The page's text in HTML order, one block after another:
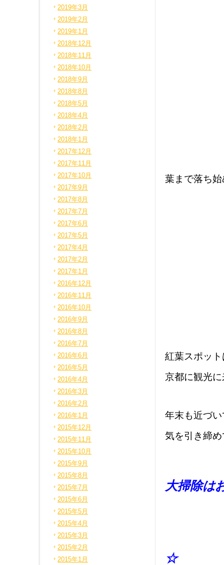
葉まで落ち
紅葉スポッ
京都に観光
年末も近づ
気を引き締
大掃除は
☆
2019年3月
2019年2月
2019年1月
2018年12月
2018年11月
2018年10月
2018年9月
2018年8月
2018年5月
2018年4月
2018年2月
2018年1月
2017年12月
2017年11月
2017年10月
2017年9月
2017年8月
2017年7月
2017年6月
2017年5月
2017年4月
2017年2月
2017年1月
2016年12月
2016年11月
2016年10月
2016年9月
2016年8月
2016年7月
2016年6月
2016年5月
2016年4月
2016年3月
2016年2月
2016年1月
2015年12月
2015年11月
2015年10月
2015年9月
2015年8月
2015年7月
2015年6月
2015年5月
2015年4月
2015年3月
2015年2月
2015年1月